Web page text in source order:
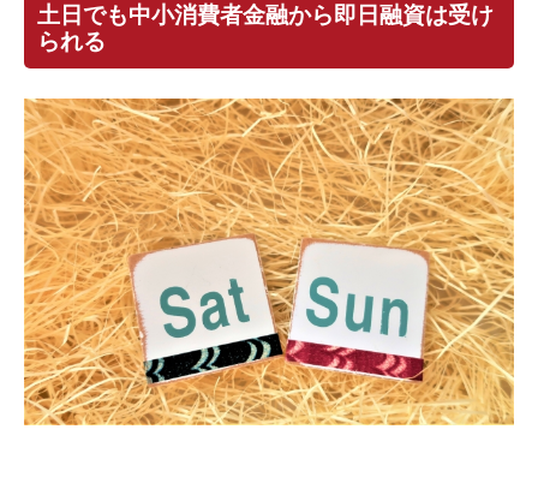
土日でも中小消費者金融から即日融資は受け
られる